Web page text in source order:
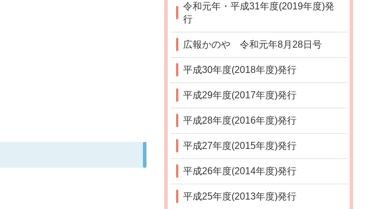
令和元年・平成31年度(2019年度)発
行
広報かのや 令和元年8月28日号
平成30年度(2018年度)発行
平成29年度(2017年度)発行
平成28年度(2016年度)発行
平成27年度(2015年度)発行
平成26年度(2014年度)発行
平成25年度(2013年度)発行